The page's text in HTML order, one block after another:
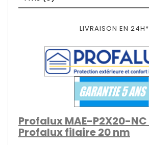
LIVRAISON EN 24H*
ProfaluxMAE-P2X20-NC
Profalux filaire 20 nm